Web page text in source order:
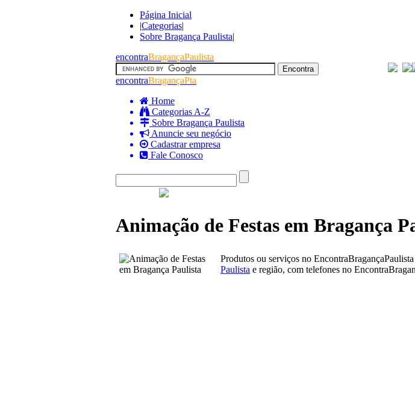
Página Inicial
|Categorias|
Sobre Bragança Paulista|
encontraBragançaPaulista
encontraBragançaPta
Home
Categorias A-Z
Sobre Bragança Paulista
Anuncie seu negócio
Cadastrar empresa
Fale Conosco
Animação de Festas em Bragança
Produtos ou serviços no
Paulista e região, com telefones no